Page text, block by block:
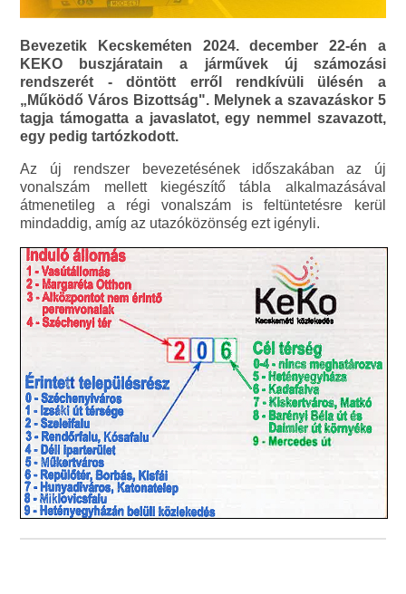
Bevezetik Kecskeméten 2024. december 22-én a
KEKO buszjáratain a járművek új számozási
rendszerét - döntött erről rendkívüli ülésén a
„Működő Város Bizottság". Melynek a szavazáskor 5
tagja támogatta a javaslatot, egy nemmel szavazott,
egy pedig tartózkodott.
Az új rendszer bevezetésének időszakában az új
vonalszám mellett kiegészítő tábla alkalmazásával
átmenetileg a régi vonalszám is feltüntetésre kerül
mindaddig, amíg az utazóközönség ezt igényli.